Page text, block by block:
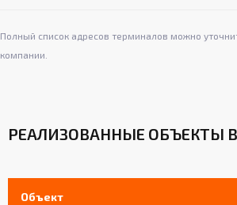
Полный список адресов терминалов можно
компании.
РЕАЛИЗОВАННЫЕ ОБЪЕКТЫ
Объект